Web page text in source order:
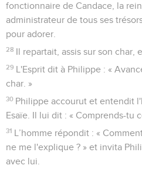
fonctionnaire de Candace, la
administrateur de tous ses
pour adorer.
28 Il repartait, assis sur son char,
29 L'Esprit dit à Philippe : «
char. »
30 Philippe accourut et entendit
Esaïe. Il lui dit : « Comprends-tu
31 L’homme répondit : «
ne me l'explique ? » et invita
avec lui.